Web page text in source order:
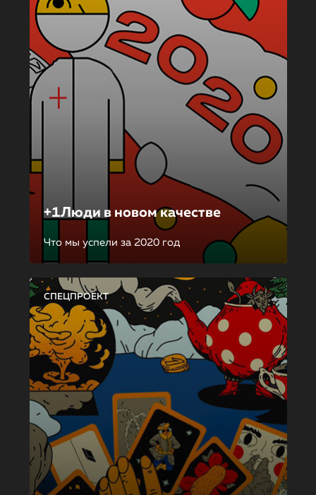
+1Люди в новом качестве
Что мы успели за 2020 год
СПЕЦПРОЕКТ